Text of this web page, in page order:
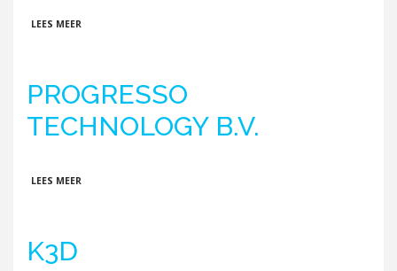
LEES MEER
PROGRESSO
TECHNOLOGY B.V.
LEES MEER
K3D